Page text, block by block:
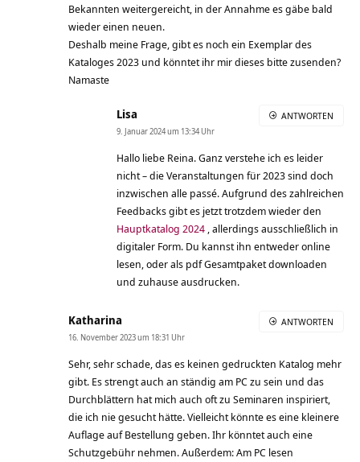
Bekannten weitergereicht, in der Annahme es gäbe bald
wieder einen neuen.
Deshalb meine Frage, gibt es noch ein Exemplar des
Kataloges 2023 und könntet ihr mir dieses bitte zusenden?
Namaste
Lisa
9. Januar 2024 um 13:34 Uhr
Hallo liebe Reina. Ganz verstehe ich es leider
nicht – die Veranstaltungen für 2023 sind doch
inzwischen alle passé. Aufgrund des zahlreichen
Feedbacks gibt es jetzt trotzdem wieder den
Hauptkatalog 2024 , allerdings ausschließlich in
digitaler Form. Du kannst ihn entweder online
lesen, oder als pdf Gesamtpaket downloaden
und zuhause ausdrucken.
ANTWORTEN
Katharina
16. November 2023 um 18:31 Uhr
Sehr, sehr schade, das es keinen gedruckten Katalog mehr
gibt. Es strengt auch an ständig am PC zu sein und das
Durchblättern hat mich auch oft zu Seminaren inspiriert,
die ich nie gesucht hätte. Vielleicht könnte es eine kleinere
Auflage auf Bestellung geben. Ihr könntet auch eine
Schutzgebühr nehmen. Außerdem: Am PC lesen
ANTWORTEN